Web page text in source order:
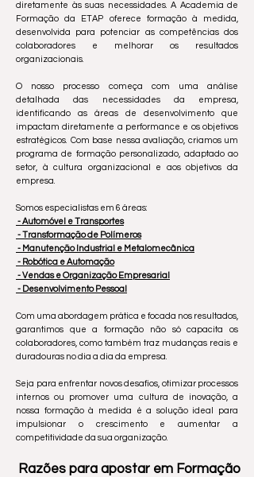
diretamente às suas necessidades. A Academia de
Formação da ETAP oferece formação à medida,
desenvolvida para potenciar as competências dos
colaboradores e melhorar os resultados
organizacionais.
O nosso processo começa com uma análise
detalhada das necessidades da empresa,
identificando as áreas de desenvolvimento que
impactam diretamente a performance e os objetivos
estratégicos. Com base nessa avaliação, criamos um
programa de formação personalizado, adaptado ao
setor, à cultura organizacional e aos objetivos da
empresa.
Somos especialistas em 6 áreas:
- Automóvel e Transportes
- Transformação de Polímeros
- Manutenção Industrial e Metalomecânica
- Robótica e Automação
- Vendas e Organização Empresarial
- Desenvolvimento Pessoal
Com uma abordagem prática e focada nos resultados,
garantimos que a formação não só capacita os
colaboradores, como também traz mudanças reais e
duradouras no dia a dia da empresa.
Seja para enfrentar novos desafios, otimizar processos
internos ou promover uma cultura de inovação, a
nossa formação à medida é a solução ideal para
impulsionar o crescimento e aumentar a
competitividade da sua organização.
Razões para apostar em Formação